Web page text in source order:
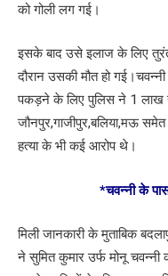
को गोली लग गई।
इसके बाद उसे इलाज के लिए
दौरान उसकी मौत हो
पकड़ने के लिए पुलिस ने 1 लाख
जौनपुर,गाजीपुर,बलिया,मऊ
हत्या के भी कई आरोप थे।
*चवन्नी के
मिली जानकारी के मुताबिक
ने सुमित कुमार उर्फ मोनू चवन्नी